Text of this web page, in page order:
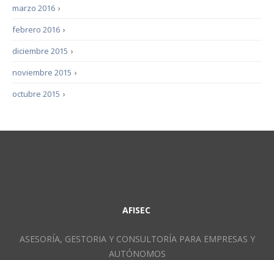
›
marzo 2016
›
febrero 2016
›
diciembre 2015
›
noviembre 2015
›
octubre 2015
AFISEC
ASESORÍA, GESTORIA Y CONSULTORÍA PARA EMPRESAS Y
AUTÓNOMOS